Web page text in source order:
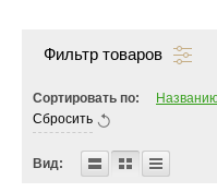
Фильтр товаров
Сортировать по:
Сбросить
Вид: